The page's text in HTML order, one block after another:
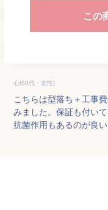
この
心(50代・女性)
こちらは型落ち＋工事
みました。保証も付い
抗菌作用もあるのが良い